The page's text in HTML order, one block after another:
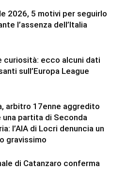
2026, 5 motivi per seguirlo
l’assenza dell’Italia
curiosità: ecco alcuni dati
sull’Europa League
arbitro 17enne aggredito
una partita di Seconda
l’AIA di Locri denuncia un
gravissimo
di Catanzaro conferma